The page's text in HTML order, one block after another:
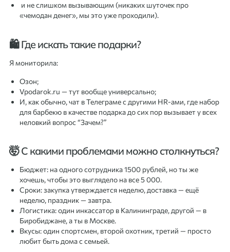
и не слишком вызывающим (никаких шуточек про
«чемодан денег», мы это уже проходили).
🛍 Где искать такие подарки?
Я мониторила:
Озон;
Vpodarok.ru — тут вообще универсально;
И, как обычно, чат в Телеграме с другими HR-ами, где набор
для барбекю в качестве подарка до сих пор вызывает у всех
неловкий вопрос “Зачем?”
🤯 С какими проблемами можно столкнуться?
Бюджет: на одного сотрудника 1500 рублей, но ты же
хочешь, чтобы это выглядело на все 5 000.
Сроки: закупка утверждается неделю, доставка — ещё
неделю, праздник — завтра.
Логистика: один инкассатор в Калининграде, другой — в
Биробиджане, а ты в Москве.
Вкусы: один спортсмен, второй охотник, третий — просто
любит быть дома с семьей.